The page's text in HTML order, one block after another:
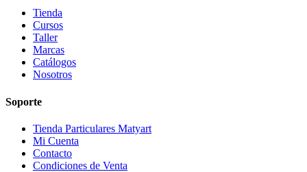
Tienda
Cursos
Taller
Marcas
Catálogos
Nosotros
Soporte
Tienda Particulares Matyart
Mi Cuenta
Contacto
Condiciones de Venta